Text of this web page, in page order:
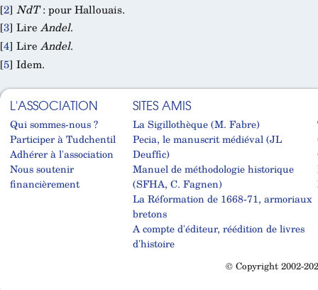
[2] NdT: pour Hallouais.
[3] Lire Andel.
[4] Lire Andel.
[5] Idem.
L'ASSOCIATION
Qui sommes-nous ?
Participer à Tudchentil
Adhérer à l'association
Nous soutenir
financièrement
SITES AMIS
La Sigillothèque (M. Fabre)
Pecia, le manuscrit médiéval (JL
Deuffic)
Manuel de méthodologie historique
(SFHA, C. Fagnen)
La Réformation de 1668-71, armoriaux
bretons
A compte d'éditeur, réédition de livres
d'histoire
© Copyright 2002-